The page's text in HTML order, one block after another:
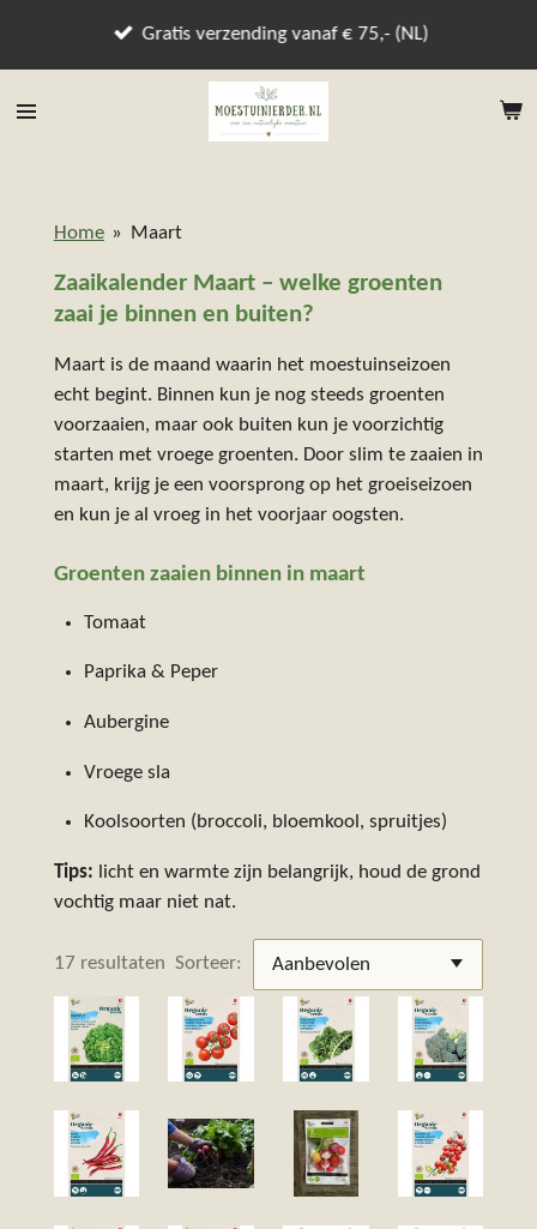
de
Gratis verzending vanaf € 75,- (NL)
Home » Maart
Zaaikalender Maart – welke groenten
zaai je binnen en buiten?
Maart is de maand waarin het moestuinseizoen
echt begint. Binnen kun je nog steeds groenten
voorzaaien, maar ook buiten kun je voorzichtig
starten met vroege groenten. Door slim te zaaien in
maart, krijg je een voorsprong op het groeiseizoen
en kun je al vroeg in het voorjaar oogsten.
Groenten zaaien binnen in maart
Tomaat
Paprika & Peper
Aubergine
Vroege sla
Koolsoorten (broccoli, bloemkool, spruitjes)
Tips: licht en warmte zijn belangrijk, houd de grond
vochtig maar niet nat.
17 resultaten Sorteer: